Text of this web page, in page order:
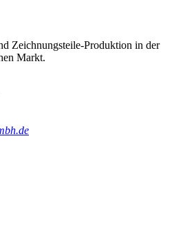
Zeichnungsteile-Produktion in der
Markt.